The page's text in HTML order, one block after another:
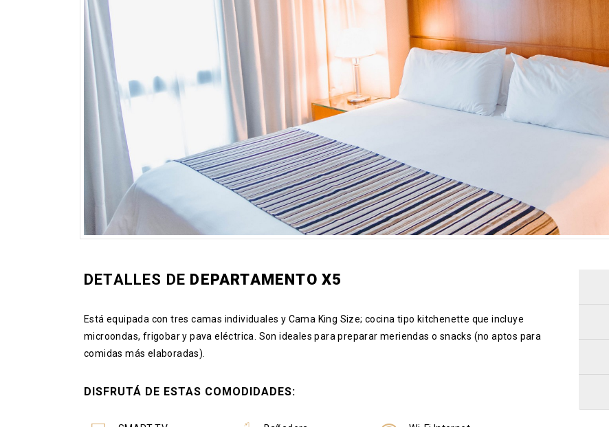
DETALLES DE DEPARTAMENTO X5
Está equipada con tres camas individuales y Cama King Size; cocina tipo kitchenette que incluye
microondas, frigobar y pava eléctrica. Son ideales para preparar meriendas o snacks (no aptos para
comidas más elaboradas).
DISFRUTÁ DE ESTAS COMODIDADES: